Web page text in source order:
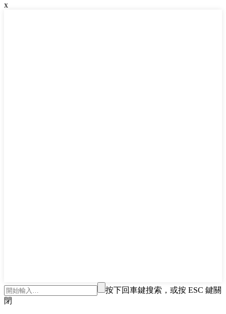
x
按下回車鍵搜索，或按 ESC 鍵關
閉